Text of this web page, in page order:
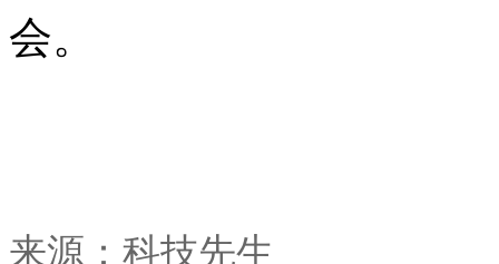
会。
来源： 科技先生